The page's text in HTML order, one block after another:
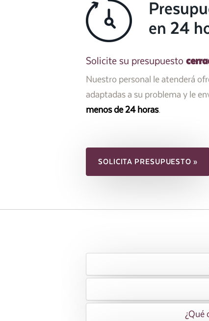
en 24
Solicite su presupuesto
Nuestro personal le atenderá
adaptadas a su problema y le
menos de 24 horas.
SOLICITA PRESUPUESTO »
¿Qué